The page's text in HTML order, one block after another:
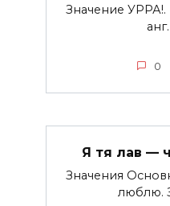
Значение
0
Я тя лав —
Значения
люблю.